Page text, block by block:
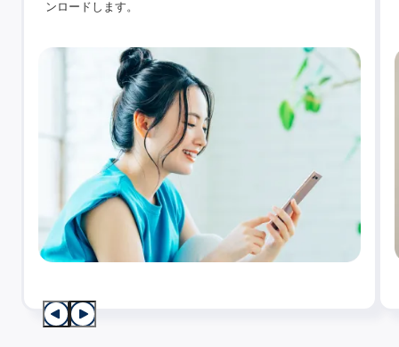
ンロードします。